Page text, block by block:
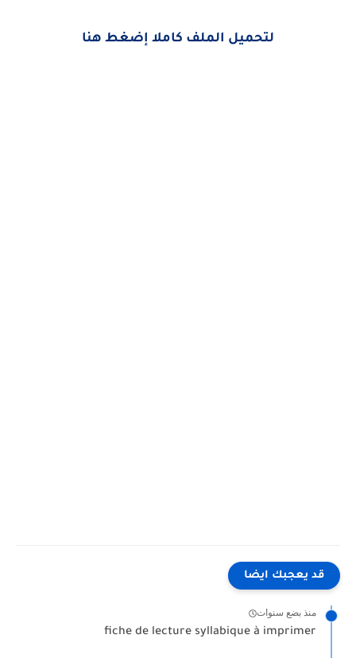
لتحميل الملف كاملا إضغط هنا
قد يعجبك ايضا
منذ بضع سنوات
fiche de lecture syllabique à imprimer